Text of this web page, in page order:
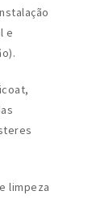
e
limpeza